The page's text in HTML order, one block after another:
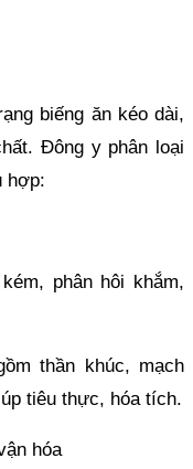
biếng ăn kéo dài,
Đông y phân loại
hợp:
phân hôi khắm,
thần khúc, mạch
tiêu thực, hóa tích.
hóa